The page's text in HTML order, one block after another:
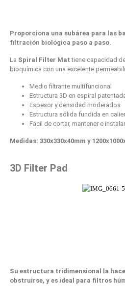
Proporciona una subárea para las
filtración biológica paso a paso.
La Spiral Filter Mat tiene capacidad
bioquímica con una excelente
Medio filtrante multifuncional
Estructura 3D en espiral
Espesor y densidad moderados
Estructura sólida fundida en
Fácil de cortar, mantener e instalar
Medidas: 330x330x40mm y
3D Filter Pad
Su estructura tridimensional la
obstruirse, y es ideal para filtros